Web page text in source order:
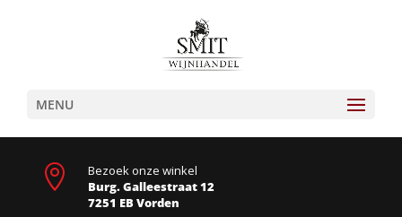
MENU

Bezoek onze winkel
Burg. Galleestraat 12
7251 EB Vorden